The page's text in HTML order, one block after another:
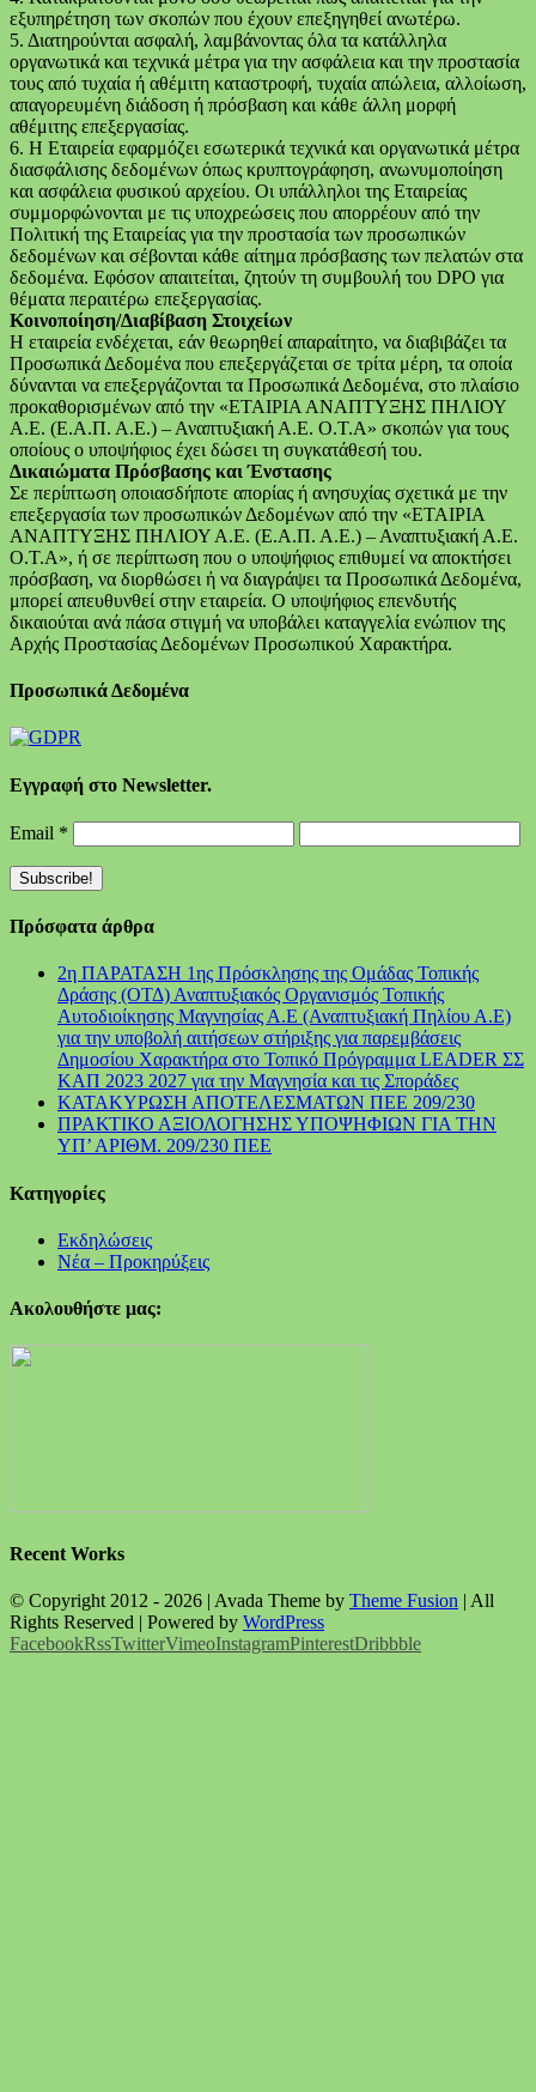
εξυπηρέτηση των σκοπών που έχουν επεξηγηθεί ανωτέρω.
5. Διατηρούνται ασφαλή, λαμβάνοντας όλα τα κατάλληλα
οργανωτικά και τεχνικά μέτρα για την ασφάλεια και την προστασία
τους από τυχαία ή αθέμιτη καταστροφή, τυχαία απώλεια, αλλοίωση,
απαγορευμένη διάδοση ή πρόσβαση και κάθε άλλη μορφή
αθέμιτης επεξεργασίας.
6. Η Εταιρεία εφαρμόζει εσωτερικά τεχνικά και οργανωτικά μέτρα
διασφάλισης δεδομένων όπως κρυπτογράφηση, ανωνυμοποίηση
και ασφάλεια φυσικού αρχείου. Οι υπάλληλοι της Εταιρείας
συμμορφώνονται με τις υποχρεώσεις που απορρέουν από την
Πολιτική της Εταιρείας για την προστασία των προσωπικών
δεδομένων και σέβονται κάθε αίτημα πρόσβασης των πελατών στα
δεδομένα. Εφόσον απαιτείται, ζητούν τη συμβουλή του DPO για
θέματα περαιτέρω επεξεργασίας.
Κοινοποίηση/Διαβίβαση Στοιχείων
Η εταιρεία ενδέχεται, εάν θεωρηθεί απαραίτητο, να διαβιβάζει τα
Προσωπικά Δεδομένα που επεξεργάζεται σε τρίτα μέρη, τα οποία
δύνανται να επεξεργάζονται τα Προσωπικά Δεδομένα, στο πλαίσιο
προκαθορισμένων από την «ΕΤΑΙΡΙΑ ΑΝΑΠΤΥΞΗΣ ΠΗΛΙΟΥ
Α.Ε. (Ε.Α.Π. Α.Ε.) – Αναπτυξιακή Α.Ε. Ο.Τ.Α» σκοπών για τους
οποίους ο υποψήφιος έχει δώσει τη συγκατάθεσή του.
Δικαιώματα Πρόσβασης και Ένστασης
Σε περίπτωση οποιασδήποτε απορίας ή ανησυχίας σχετικά με την
επεξεργασία των προσωπικών Δεδομένων από την «ΕΤΑΙΡΙΑ
ΑΝΑΠΤΥΞΗΣ ΠΗΛΙΟΥ Α.Ε. (Ε.Α.Π. Α.Ε.) – Αναπτυξιακή Α.Ε.
Ο.Τ.Α», ή σε περίπτωση που ο υποψήφιος επιθυμεί να αποκτήσει
πρόσβαση, να διορθώσει ἠ να διαγράψει τα Προσωπικά Δεδομένα,
μπορεί απευθυνθεί στην εταιρεία. Ο υποψήφιος επενδυτής
δικαιούται ανά πάσα στιγμή να υποβάλει καταγγελία ενώπιον της
Αρχής Προστασίας Δεδομένων Προσωπικού Χαρακτήρα.
Προσωπικά Δεδομένα
Εγγραφή στο Newsletter.
Email *
Πρόσφατα άρθρα
2η ΠΑΡΑΤΑΣΗ 1ης Πρόσκλησης της Ομάδας Τοπικής
Δράσης (ΟΤΔ) Αναπτυξιακός Οργανισμός Τοπικής
Αυτοδιοίκησης Μαγνησίας Α.Ε (Αναπτυξιακή Πηλίου Α.Ε)
για την υποβολή αιτήσεων στήριξης για παρεμβάσεις
Δημοσίου Χαρακτήρα στο Τοπικό Πρόγραμμα LEADER ΣΣ
ΚΑΠ 2023 2027 για την Μαγνησία και τις Σποράδες
ΚΑΤΑΚΥΡΩΣΗ ΑΠΟΤΕΛΕΣΜΑΤΩΝ ΠΕΕ 209/230
ΠΡΑΚΤΙΚΟ ΑΞΙΟΛΟΓΗΣΗΣ ΥΠΟΨΗΦΙΩΝ ΓΙΑ ΤΗΝ
ΥΠ’ ΑΡΙΘΜ. 209/230 ΠΕΕ
Kατηγορίες
Εκδηλώσεις
Νέα – Προκηρύξεις
Ακολουθήστε μας:
Recent Works
© Copyright 2012 - 2026 | Avada Theme by Theme Fusion | All
Rights Reserved | Powered by WordPress
FacebookRssTwitterVimeoInstagramPinterestDribbble